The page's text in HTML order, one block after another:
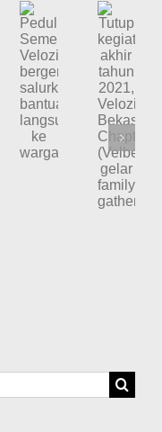
Peduli
Semeru,
Velozity
bergerak
salurkan
bantuan
Tutup
kegiatan
akhir
tahun
2021,
Velozity
Bekasi
Chapter
(Velbec)